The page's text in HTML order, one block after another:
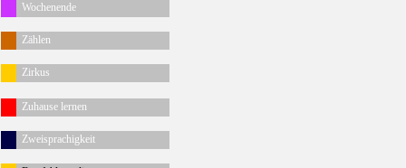
Wochenende
Zählen
Zirkus
Zuhause lernen
Zweisprachigkeit